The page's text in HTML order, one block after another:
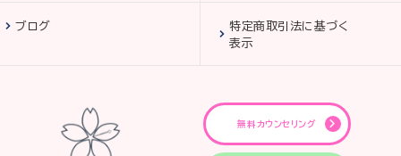
ブログ
特定商取引法に基づく
表示
無料カウンセリング